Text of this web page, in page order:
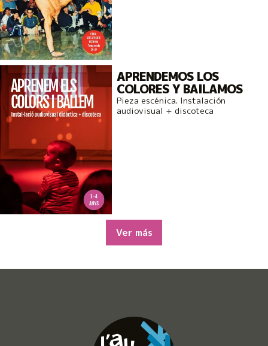
APRENDEMOS LOS
COLORES Y BAILAMOS
Pieza escénica. Instalación
audiovisual + discoteca
Ver más